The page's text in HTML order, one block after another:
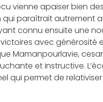
vienne apaiser bien
paraîtrait autrement
connu ensuite une
avec générosité
Mamanpourlavie,
et instructive.
qui permet de